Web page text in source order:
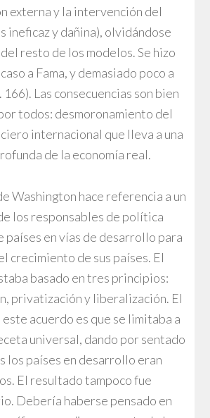
externa y la intervención del
ineficaz y dañina), olvidándose
resto de los modelos. Se hizo
a Fama, y demasiado poco a
166). Las consecuencias son bien
todos: desmoronamiento del
internacional que lleva a una
de la economía real.
Washington hace referencia a un
los responsables de política
países en vías de desarrollo para
crecimiento de sus países. El
basado en tres principios:
privatización y liberalización. El
acuerdo es que se limitaba a
universal, dando por sentado
los países en desarrollo eran
El resultado tampoco fue
Debería haberse pensado en